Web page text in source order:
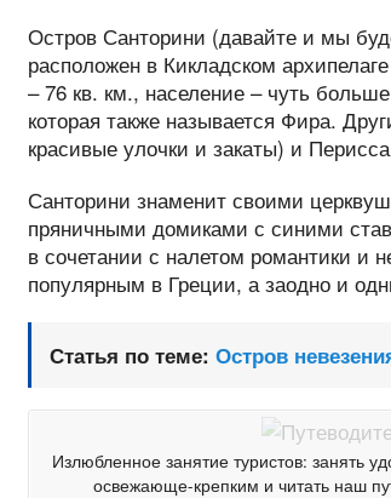
Остров Санторини (давайте и мы
расположен в Кикладском
– 76 кв. км., население – чуть
которая также называется Фира.
красивые улочки и закаты) и
Санторини знаменит своими
пряничными домиками с синими
в сочетании с налетом романтики и
популярным в Греции, а заодно и
Статья по теме: Остров
Излюбленное занятие туристов: занять
освежающе-крепким и читать наш